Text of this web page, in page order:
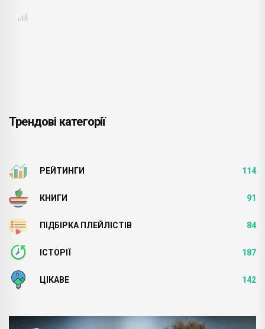
Трендові категорії
РЕЙТИНГИ 114
КНИГИ 91
ПІДБІРКА ПЛЕЙЛІСТІВ 84
ІСТОРІЇ 187
ЦІКАВЕ 142